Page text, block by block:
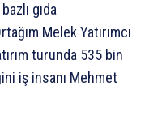
gıda
Melek Yatırımcı
turunda 535 bin
iş insanı Mehmet